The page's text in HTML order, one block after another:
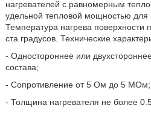
нагревателей с равномерным
удельной тепловой мощностью для
Температура нагрева поверхности
ста градусов. Технические
- Одностороннее или
состава;
- Сопротивление от 5 Ом до 5 МОм;
- Толщина нагревателя не более